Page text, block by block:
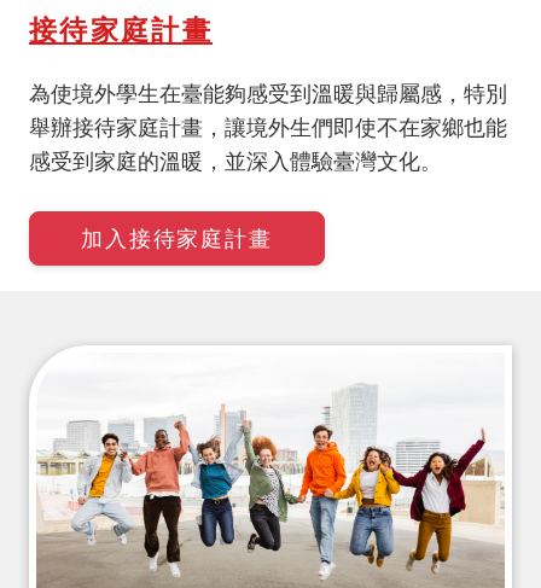
接待家庭計畫
為使境外學生在臺能夠感受到溫暖與歸屬感，特別
舉辦接待家庭計畫，讓境外生們即使不在家鄉也能
感受到家庭的溫暖，並深入體驗臺灣文化。
加入接待家庭計畫